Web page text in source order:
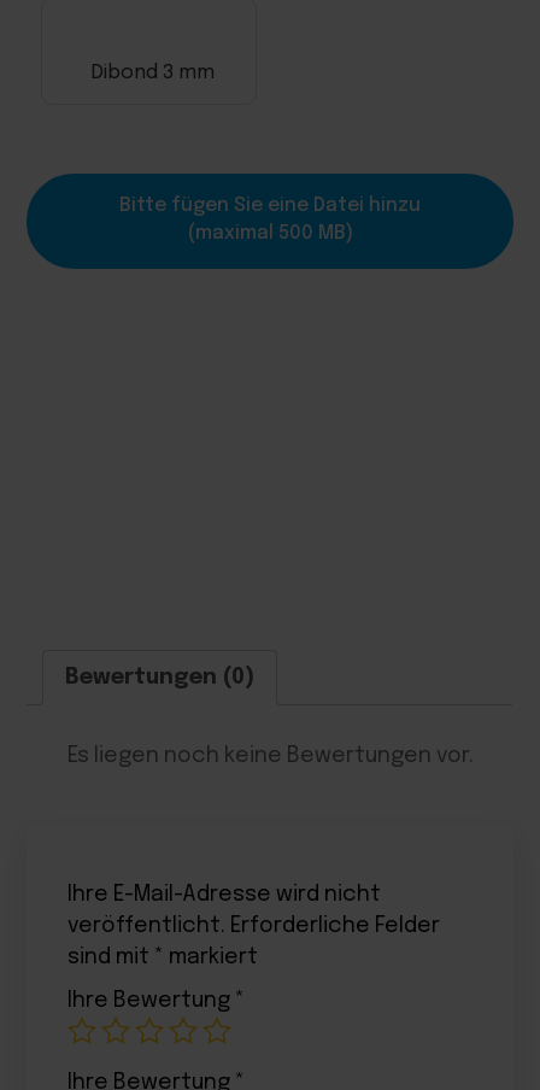
Dibond 3 mm
Bitte fügen Sie eine Datei hinzu
(maximal 500 MB)
Bewertungen (0)
Es liegen noch keine Bewertungen vor.
Ihre E-Mail-Adresse wird nicht
veröffentlicht. Erforderliche Felder
sind mit * markiert
Ihre Bewertung *
Ihre Bewertung *